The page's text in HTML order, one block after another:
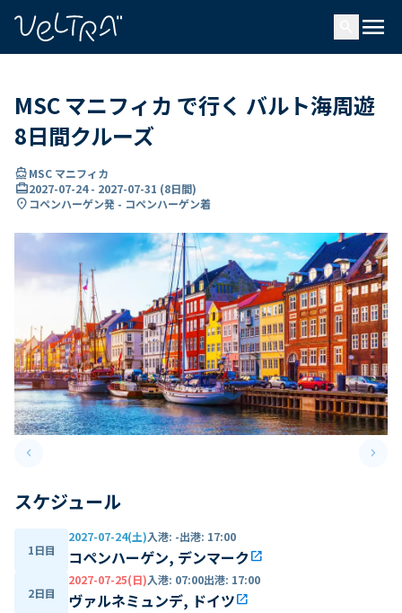
menu
MSC マニフィカ で行く バルト海周遊
8日間クルーズ
directions_boatMSC マニフィカ
card_travel2027-07-24- 2027-07-31 (8日間)
location_on コペンハーゲン発 - コペンハーゲン着
keyboard_arrow_leftPrevious slide keyboard_arrow_right
スケジュール
1日目
2027-07-24(土)入港: -出港: 17:00
コペンハーゲン, デンマークopen_in_new
2日目
2027-07-25(日)入港: 07:00出港: 17:00
ヴァルネミュンデ, ドイツopen_in_new